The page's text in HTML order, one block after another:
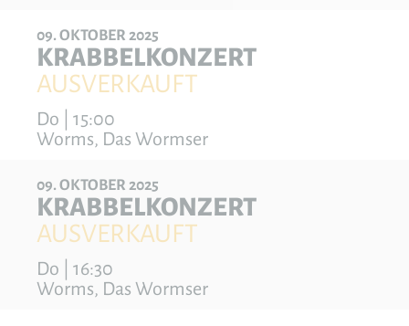
09 OKTOBER 2025
KRABBELKONZERT
AUSVERKAUFT
Do | 15:00
Worms, Das Wormser
09 OKTOBER 2025
KRABBELKONZERT
AUSVERKAUFT
Do | 16:30
Worms, Das Wormser